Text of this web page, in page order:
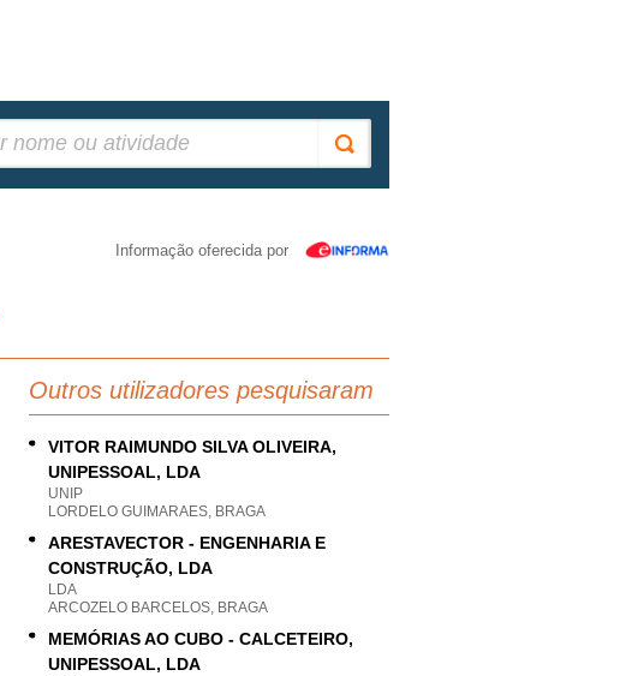
Informação oferecida por
Outros utilizadores pesquisaram
VITOR RAIMUNDO SILVA OLIVEIRA,
UNIPESSOAL, LDA
UNIP
LORDELO GUIMARAES, BRAGA
ARESTAVECTOR - ENGENHARIA E
CONSTRUÇÃO, LDA
LDA
ARCOZELO BARCELOS, BRAGA
MEMÓRIAS AO CUBO - CALCETEIRO,
UNIPESSOAL, LDA